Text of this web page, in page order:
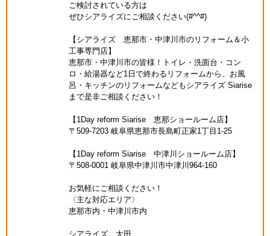
ご検討されている方は
ぜひシアライズにご相談ください(#^^#)
【シアライズ 恵那市・中津川市のリフォーム＆小
工事専門店】
恵那市・中津川市の皆様！トイレ・洗面台・コン
ロ・給湯器など1日で終わるリフォームから、お風
呂・キッチンのリフォームなどもシアライズ Siarise
まで是非ご相談ください！
【1Day reform Siarise 恵那ショールーム店】
〒509-7203 岐阜県恵那市長島町正家1丁目1-25
【1Day reform Siarise 中津川ショールーム店】
〒508-0001 岐阜県中津川市中津川964-160
お気軽にご相談ください！
〈主な対応エリア〉
恵那市内・中津川市内
シアライズ 太田